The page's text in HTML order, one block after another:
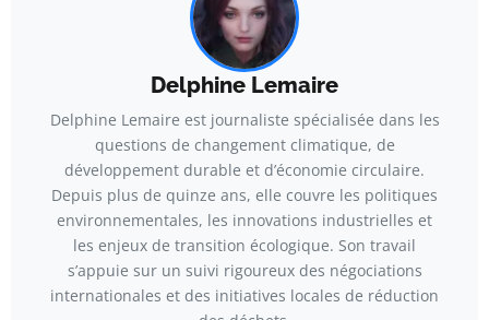
Delphine Lemaire
Delphine Lemaire est journaliste spécialisée dans les
questions de changement climatique, de
développement durable et d’économie circulaire.
Depuis plus de quinze ans, elle couvre les politiques
environnementales, les innovations industrielles et
les enjeux de transition écologique. Son travail
s’appuie sur un suivi rigoureux des négociations
internationales et des initiatives locales de réduction